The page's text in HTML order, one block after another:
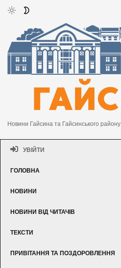
Новини Гайсина та Гайсинського району
УВІЙТИ
ГОЛОВНА
НОВИНИ
НОВИНИ ВІД ЧИТАЧІВ
ТЕКСТИ
ПРИВІТАННЯ ТА ПОЗДОРОВЛЕННЯ